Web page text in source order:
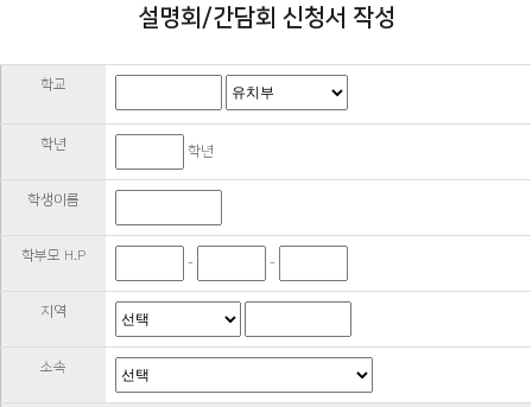
설명회/간담회 신청서 작성
학교
학년 학년
학생이름
학부모 H.P - -
지역
소속